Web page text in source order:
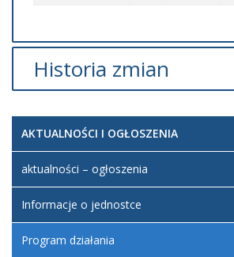
Historia zmian
Artykuł
został
utworzony.
Dodane
załączniki
działania
wtorek,
02
2022
22:09
Jerzakowski
AKTUALNOŚCI I OGŁOSZENIA
aktualności – ogłoszenia
Informacje o jednostce
Program działania